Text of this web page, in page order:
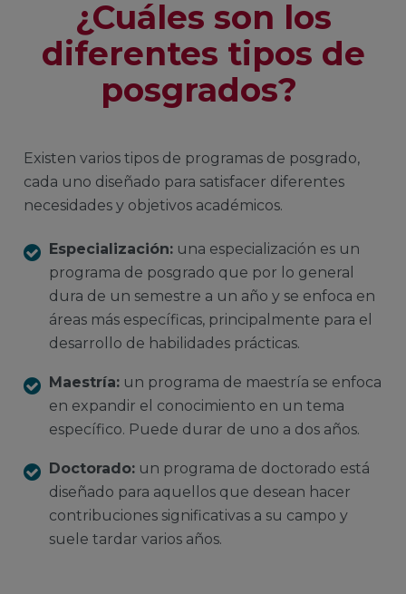
¿Cuáles son los
diferentes tipos de
posgrados?
Existen varios tipos de programas de posgrado,
cada uno diseñado para satisfacer diferentes
necesidades y objetivos académicos.
Especialización: una especialización es un
programa de posgrado que por lo general
dura de un semestre a un año y se enfoca en
áreas más específicas, principalmente para el
desarrollo de habilidades prácticas.
Maestría: un programa de maestría se enfoca
en expandir el conocimiento en un tema
específico. Puede durar de uno a dos años.
Doctorado: un programa de doctorado está
diseñado para aquellos que desean hacer
contribuciones significativas a su campo y
suele tardar varios años.